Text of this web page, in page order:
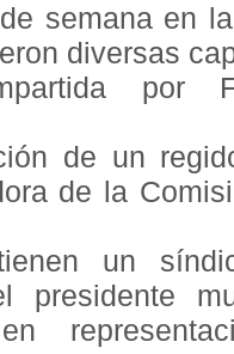
semana en
diversas
por
de un
de la
un
presidente